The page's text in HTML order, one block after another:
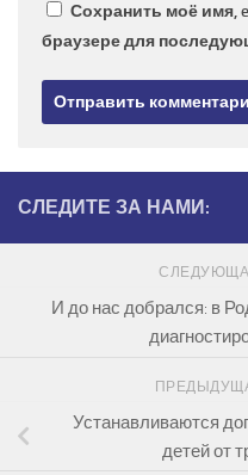
Сохранить моё имя,
браузере для
СЛЕДИТЕ ЗА НАМИ:
И до нас добрался: в
Устанавливаются
детей от